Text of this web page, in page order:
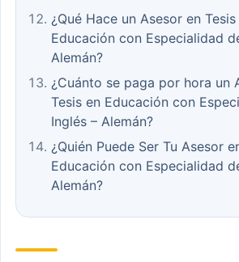
¿Qué Hace un Asesor en Tesis
Educación con Especialidad
Alemán?
¿Cuánto se paga por hora un
Tesis en Educación con
Inglés – Alemán?
¿Quién Puede Ser Tu Asesor
Educación con Especialidad
Alemán?